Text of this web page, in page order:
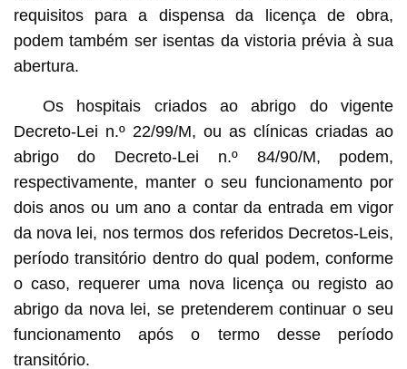
requisitos para a dispensa da licença de obra,
podem também ser isentas da vistoria prévia à sua
abertura.
Os hospitais criados ao abrigo do vigente
Decreto-Lei n.º 22/99/M, ou as clínicas criadas ao
abrigo do Decreto-Lei n.º 84/90/M, podem,
respectivamente, manter o seu funcionamento por
dois anos ou um ano a contar da entrada em vigor
da nova lei, nos termos dos referidos Decretos-Leis,
período transitório dentro do qual podem, conforme
o caso, requerer uma nova licença ou registo ao
abrigo da nova lei, se pretenderem continuar o seu
funcionamento após o termo desse período
transitório.